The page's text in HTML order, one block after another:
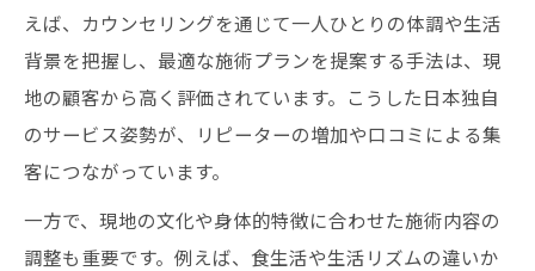
えば、カウンセリングを通じて一人ひとりの体調や生活
背景を把握し、最適な施術プランを提案する手法は、現
地の顧客から高く評価されています。こうした日本独自
のサービス姿勢が、リピーターの増加や口コミによる集
客につながっています。
一方で、現地の文化や身体的特徴に合わせた施術内容の
調整も重要です。例えば、食生活や生活リズムの違いか